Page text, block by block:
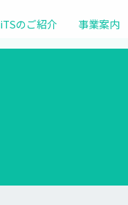
iTSのご紹介 事業案内